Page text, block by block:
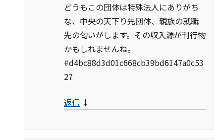
どうもこの団体は特殊法人にありがち
な、中央の天下り先団体、親族の就職
先の匂いがします。その収入源が刊行物
かもしれませんね。
#d4bc88d3d01c668cb39bd6147a0c53
27
返信 ↓